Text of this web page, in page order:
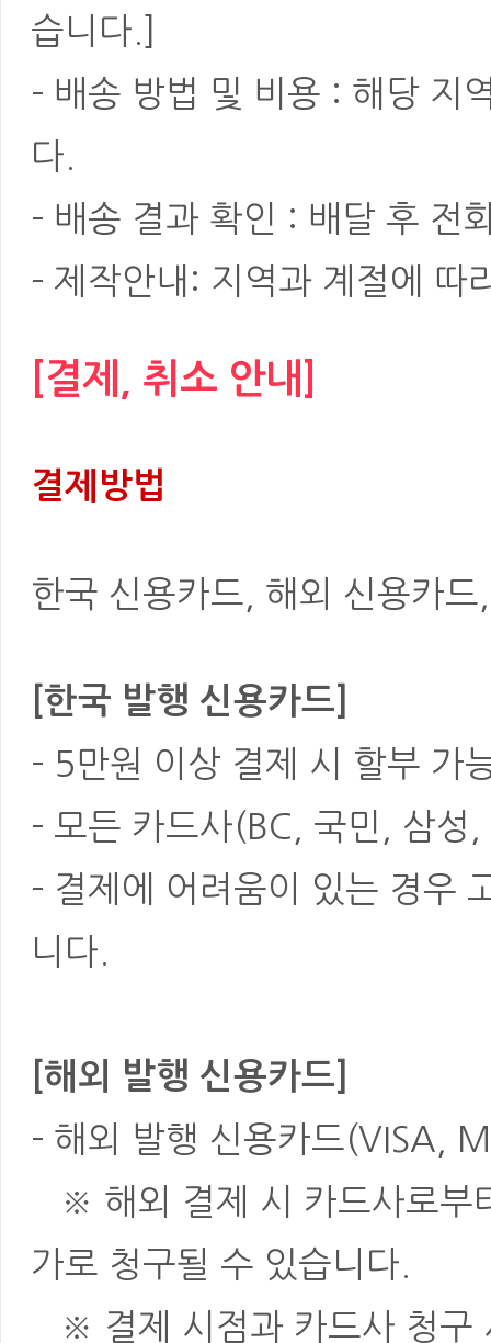
습니다.]
- 배송 방법 및 비용 : 해당 지
다.
- 배송 결과 확인 : 배달 후 전
- 제작안내: 지역과 계절에 따
[결제, 취소 안내]
결제방법
한국 신용카드, 해외 신용카
[한국 발행 신용카드]
- 5만원 이상 결제 시 할부 가
- 모든 카드사(BC, 국민, 삼성
- 결제에 어려움이 있는 경우
니다.
[해외 발행 신용카드]
- 해외 발행 신용카드(VISA,
※ 해외 결제 시 카드사로부
가로 청구될 수 있습니다.
※ 결제 시점과 카드사 청구